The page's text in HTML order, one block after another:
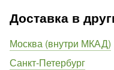
Доставка в
Москва (внутри МКАД)
Санкт-Петербург